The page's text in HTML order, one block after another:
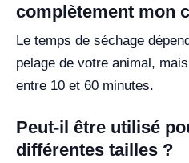
complètement mon
Le temps de séchage
pelage de votre animal,
entre 10 et 60 minutes.
Peut-il être utilisé
différentes tailles ?